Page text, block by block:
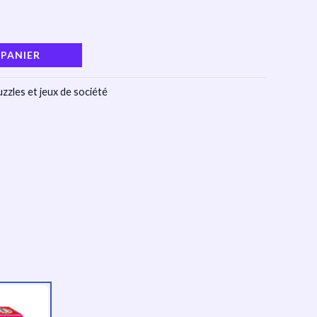
et jeux de société